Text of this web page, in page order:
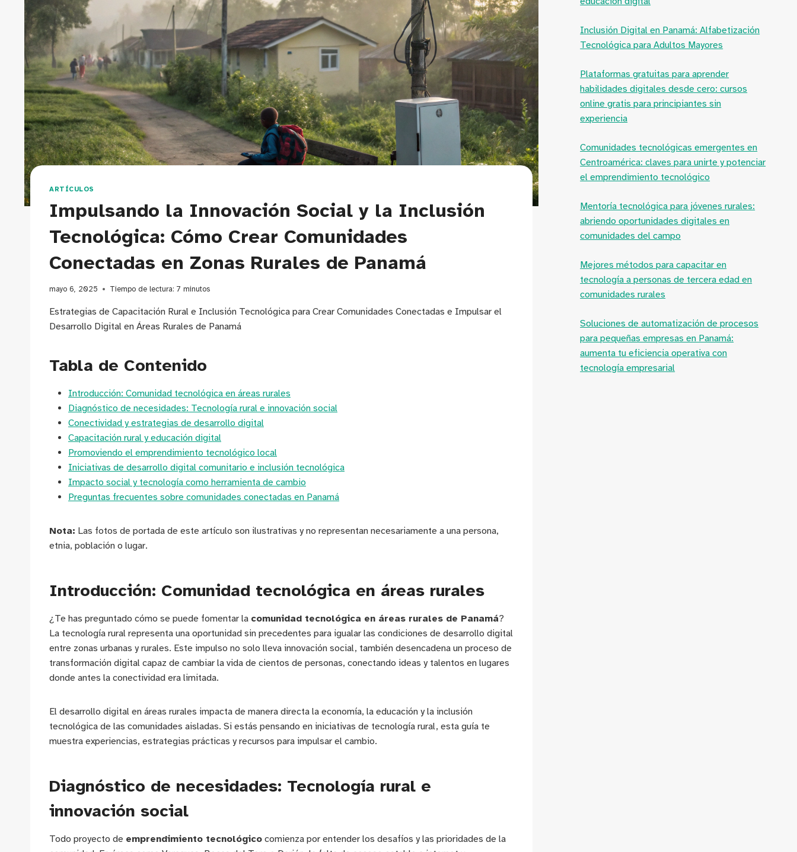
ARTÍCULOS
Impulsando la Innovación Social y la Inclusión
Tecnológica: Cómo Crear Comunidades
Conectadas en Zonas Rurales de Panamá
mayo 6, 2025 Tiempo de lectura: 7 minutos
Estrategias de Capacitación Rural e Inclusión Tecnológica para Crear Comunidades Conectadas e Impulsar el
Desarrollo Digital en Áreas Rurales de Panamá
Tabla de Contenido
Introducción: Comunidad tecnológica en áreas rurales
Diagnóstico de necesidades: Tecnología rural e innovación social
Conectividad y estrategias de desarrollo digital
Capacitación rural y educación digital
Promoviendo el emprendimiento tecnológico local
Iniciativas de desarrollo digital comunitario e inclusión tecnológica
Impacto social y tecnología como herramienta de cambio
Preguntas frecuentes sobre comunidades conectadas en Panamá
Nota: Las fotos de portada de este artículo son ilustrativas y no representan necesariamente a una persona,
etnia, población o lugar.
Introducción: Comunidad tecnológica en áreas rurales
¿Te has preguntado cómo se puede fomentar la comunidad tecnológica en áreas rurales de Panamá?
La tecnología rural representa una oportunidad sin precedentes para igualar las condiciones de desarrollo digital
entre zonas urbanas y rurales. Este impulso no solo lleva innovación social, también desencadena un proceso de
transformación digital capaz de cambiar la vida de cientos de personas, conectando ideas y talentos en lugares
donde antes la conectividad era limitada.
El desarrollo digital en áreas rurales impacta de manera directa la economía, la educación y la inclusión
tecnológica de las comunidades aisladas. Si estás pensando en iniciativas de tecnología rural, esta guía te
muestra experiencias, estrategias prácticas y recursos para impulsar el cambio.
Diagnóstico de necesidades: Tecnología rural e
innovación social
Todo proyecto de emprendimiento tecnológico comienza por entender los desafíos y las prioridades de la
Inclusión Digital en Panamá: Alfabetización
Tecnológica para Adultos Mayores
Plataformas gratuitas para aprender
habilidades digitales desde cero: cursos
online gratis para principiantes sin
experiencia
Comunidades tecnológicas emergentes en
Centroamérica: claves para unirte y potenciar
el emprendimiento tecnológico
Mentoría tecnológica para jóvenes rurales:
abriendo oportunidades digitales en
comunidades del campo
Mejores métodos para capacitar en
tecnología a personas de tercera edad en
comunidades rurales
Soluciones de automatización de procesos
para pequeñas empresas en Panamá:
aumenta tu eficiencia operativa con
tecnología empresarial